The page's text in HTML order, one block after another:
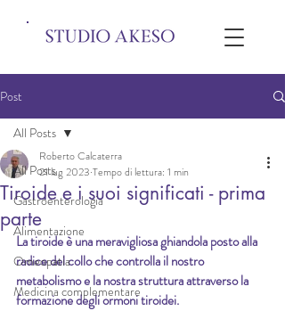
Post
All Posts
Gastroenterologia
Alimentazione
Omeopatia
Medicina complementare
All Posts
Tiroide e i suoi significati - prima
parte
Roberto Calcaterra
21 lug 2023 Tempo di lettura: 1 min
La tiroide è una meravigliosa ghiandola posto alla
radice del collo che controlla il nostro
metabolismo e la nostra struttura attraverso la
formazione degli ormoni tiroidei.